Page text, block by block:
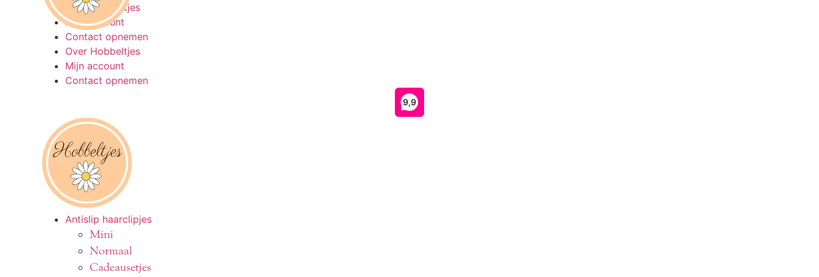
Over Hobbeltjes
Mijn account
Contact opnemen
Over Hobbeltjes
Mijn account
Contact opnemen
Antislip haarclipjes
Mini
Normaal
Cadeausetjes